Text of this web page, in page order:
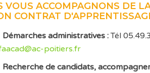
VOUS ACCOMPAGNONS DE
CONTRAT
Démarches administratives :Tél
poitiers.fr
Recherche de candidats,